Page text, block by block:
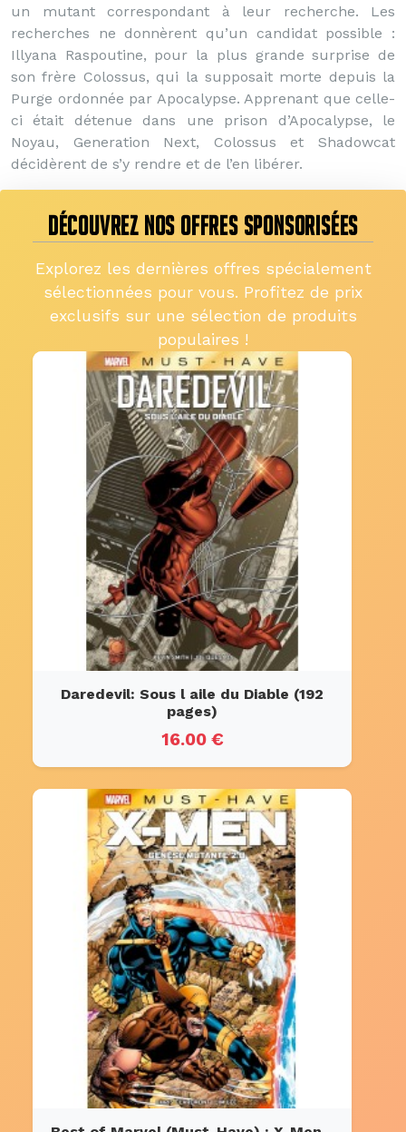
un mutant correspondant à leur recherche. Les
recherches ne donnèrent qu’un candidat possible :
Illyana Raspoutine, pour la plus grande surprise de
son frère Colossus, qui la supposait morte depuis la
Purge ordonnée par Apocalypse. Apprenant que celle-
ci était détenue dans une prison d’Apocalypse, le
Noyau, Generation Next, Colossus et Shadowcat
décidèrent de s’y rendre et de l’en libérer.
DÉCOUVREZ NOS OFFRES SPONSORISÉES
Explorez les dernières offres spécialement
sélectionnées pour vous. Profitez de prix
exclusifs sur une sélection de produits
populaires !
Daredevil: Sous l aile du Diable (192
pages)
16.00 €